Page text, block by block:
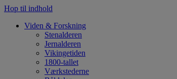
Hop til indhold
Viden & Forskning
Stenalderen
Jernalderen
Vikingetiden
1800-tallet
Værkstederne